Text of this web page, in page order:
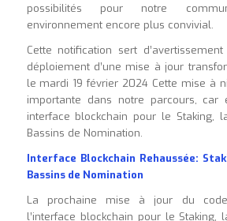
possibilités pour notre
environnement encore plus convivial.
Cette notification sert
déploiement d’une mise à jour
le mardi 19 février 2024 Cette mise à
importante dans notre parcours, car
interface blockchain pour le Staking,
Bassins de Nomination.
Interface Blockchain Rehaussée:
Bassins de Nomination
La prochaine mise à jour du
l’interface blockchain pour le Staking,